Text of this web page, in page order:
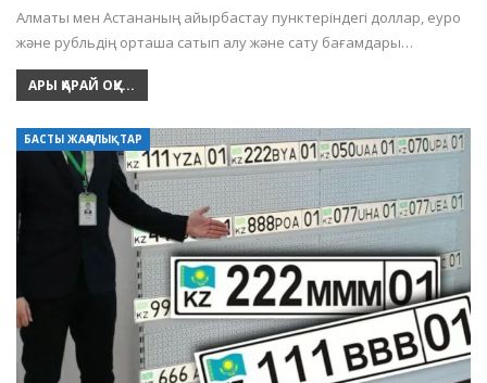
Алматы мен Астананың айырбастау пунктеріндегі доллар, еуро
және рубльдің орташа сатып алу және сату бағамдары…
АРЫ ҚАРАЙ ОҚУ...
БАСТЫ ЖАҢАЛЫҚТАР